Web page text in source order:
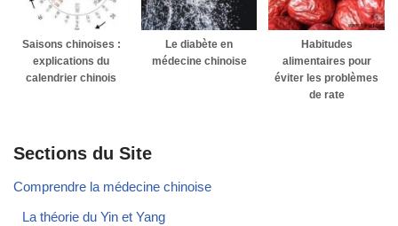
Saisons chinoises :
explications du
calendrier chinois
Le diabète en
médecine chinoise
Habitudes
alimentaires pour
éviter les problèmes
de rate
Sections du Site
Comprendre la médecine chinoise
La théorie du Yin et Yang